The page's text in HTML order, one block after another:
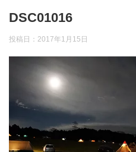
DSC01016
投稿日： 2017年1月15日